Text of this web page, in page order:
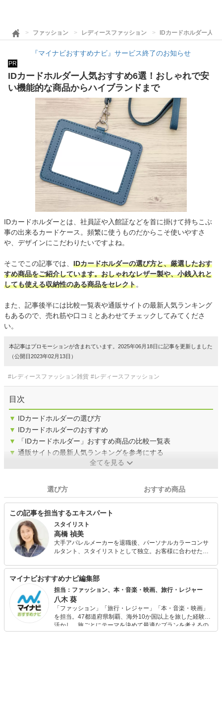
ファッション レディースファッション IDカードホルダー人
『マイナビおすすめナビ』サービス終了のお知らせ
PR
IDカードホルダー人気おすすめ6選！おしゃれで安
い機能的な商品からハイブランドまで
IDカードホルダーとは、社員証や入館証などを首に掛けて持ちこぶ
事の出来るカードケース。頻繁に使うものだからこそ使いやすさ
や、デザインにこだわりたいですよね。
そこでこの記事では、 IDカードホルダーの選び方と、厳選したおす
すめ商品をご紹介しています。おしゃれなレザー製や、小銭入れと
しても使える収納性のある商品をセレクト。
また、記事後半には比較一覧表や通販サイトの最新人気ランキング
もあるので、売れ筋や口コミとあわせてチェックしてみてくださ
い。
本記事はプロモーションが含まれています。2025年06月18日に記事を更新しました
（公開日2023年02月13日）
#レディースファッション雑貨 #レディースファッション
目次
▼ IDカードホルダーの選び方
▼ IDカードホルダーのおすすめ
▼
「IDカードホルダー」おすすめ商品の比較一覧表
▼ 通販サイトの最新人気ランキングを参考にする
全てを見る
選び方 おすすめ商品
この記事を担当するエキスパート
スタイリスト
高橋 禎美
大手アパレルメーカーを退職後、パーソナルカラーコンサ
ルタント、スタイリストとして独立。お客様に合わせたバ
くアドバイス。パーソナルカラー診断も会社員時代から仕
事の中で関わっており実績と定評がある。 また、FPとして
も活動しており、個人FP相談や投資初心者の女性に向けた
「はじめての投資セミナー」を開催中。お金とファッショ
ンに興味のある女性に支持されている。
マイナビおすすめナビ編集部
担当：ファッション、本・音楽・映画、旅行・レジャー
八木 葵
「ファッション」「旅行・レジャー」「本・音楽・映画」
を担当。47都道府県制覇、海外10か国以上を旅した経験を
活かし、旅ごとにテーマを決めて最適なプランを考えるの
が得意。また、アパレルショップでの販売経験もあり。誰